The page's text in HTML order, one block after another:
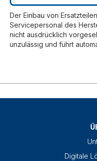
Der Einbau von
Servicepersonal des
nicht ausdrücklich
unzulässig und führt
Digitale